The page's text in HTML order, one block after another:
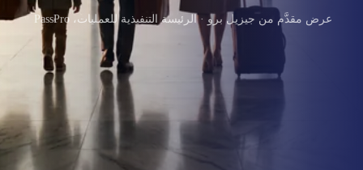
عرض مقدَّم من جيزيل برو · الرئيسة التنفيذية للعمليات، PassPro